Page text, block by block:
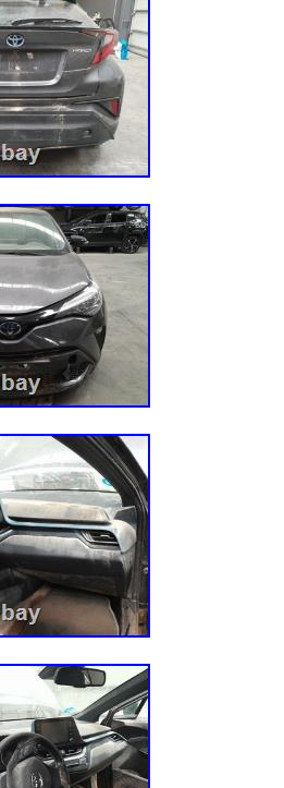
effectuer un retour,
: Le produit doit
d’origine. Il ne doit
doit conserver ses scellés
installé sur un véhicule.
du produit comme
l’étiquette d’expédition
du retour par notre
incomplet,
pourrait être refusé.
correspond pas à celui
défaut, la garantie
reçue dans nos entrepôts
conditions mentionnées,
retour et procédera soit au
de paiement utilisé, soit,
nouveau produit. Si
para tu vehículo, puedes
If you need to know
your vehicle, you can
We can verify it. Si vous
est compatible avec votre
envoyer le numéro VIN de
Wenn Sie wissen
geeignet ist, können
Fahrzeugs zusenden.
Se hai bisogno di sapere se
il tuo veicolo, puoi
je wilt weten of dit
kun je ons het VIN-